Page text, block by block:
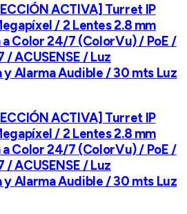
ACTIVA] Turret IP
/ 2 Lentes 2.8 mm
a Color 24/7 (ColorVu) / PoE /
/ ACUSENSE / Luz
Alarma Audible / 30 mts Luz
ACTIVA] Turret IP
/ 2 Lentes 2.8 mm
a Color 24/7 (ColorVu) / PoE /
/ ACUSENSE / Luz
Alarma Audible / 30 mts Luz